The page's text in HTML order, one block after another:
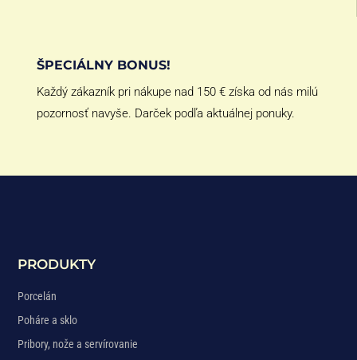
ŠPECIÁLNY BONUS!
Každý zákazník pri nákupe nad 150 € získa od nás milú
pozornosť navyše. Darček podľa aktuálnej ponuky.
PRODUKTY
Porcelán
Poháre a sklo
Pribory, nože a servírovanie